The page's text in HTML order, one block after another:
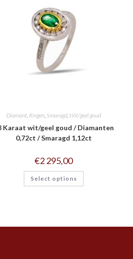
Diamant, Ringen, Smaragd, Wit/geel goud
Karaat wit/geel goud / Diamanten
0,72ct / Smaragd 1,12ct
€2 295,00
Select options